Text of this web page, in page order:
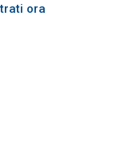
ora